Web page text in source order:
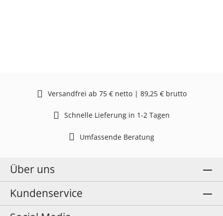
Versandfrei ab 75 € netto | 89,25 € brutto
Schnelle Lieferung in 1-2 Tagen
Umfassende Beratung
Über uns
Kundenservice